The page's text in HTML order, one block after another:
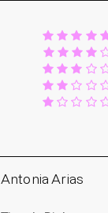
Antonia Arias